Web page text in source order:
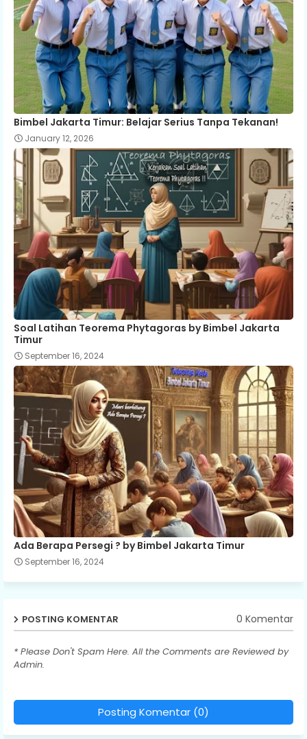
Bimbel Jakarta Timur: Belajar Serius Tanpa Tekanan!
January 12, 2026
Soal Latihan Teorema Phytagoras by Bimbel Jakarta
Timur
September 16, 2024
Ada Berapa Persegi ? by Bimbel Jakarta Timur
September 16, 2024
POSTING KOMENTAR 0 Komentar
* Please Don't Spam Here. All the Comments are Reviewed by
Admin.
Posting Komentar (0)